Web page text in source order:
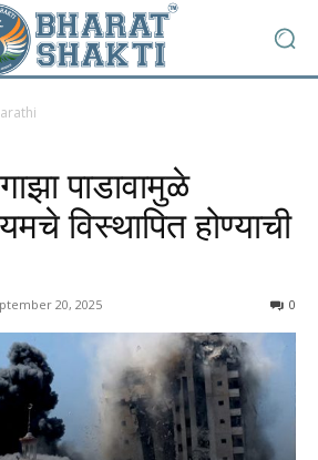
पाडावामुळे
विस्थापित होण्याची
20, 2025 0